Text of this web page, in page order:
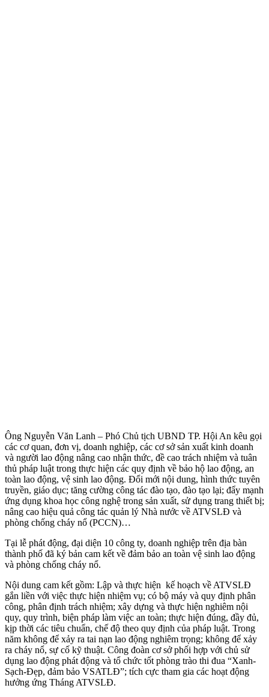
Ông Nguyễn Văn Lanh – Phó Chủ tịch UBND TP. Hội An kêu gọi
các cơ quan, đơn vị, doanh nghiệp, các cơ sở sản xuất kinh doanh
và người lao động nâng cao nhận thức, đề cao trách nhiệm và tuân
thủ pháp luật trong thực hiện các quy định về bảo hộ lao động, an
toàn lao động, vệ sinh lao động. Đổi mới nội dung, hình thức tuyên
truyền, giáo dục; tăng cường công tác đào tạo, đào tạo lại; đẩy mạnh
ứng dụng khoa học công nghệ trong sản xuất, sử dụng trang thiết bị;
nâng cao hiệu quả công tác quản lý Nhà nước về ATVSLĐ và
phòng chống cháy nổ (PCCN)…
Tại lễ phát động, đại diện 10 công ty, doanh nghiệp trên địa bàn
thành phố đã ký bản cam kết về đảm bảo an toàn vệ sinh lao động
và phòng chống cháy nổ.
Nội dung cam kết gồm: Lập và thực hiện kế hoạch về ATVSLĐ
gắn liền với việc thực hiện nhiệm vụ; có bộ máy và quy định phân
công, phân định trách nhiệm; xây dựng và thực hiện nghiêm nội
quy, quy trình, biện pháp làm việc an toàn; thực hiện đúng, đầy đủ,
kịp thời các tiêu chuẩn, chế độ theo quy định của pháp luật. Trong
năm không để xảy ra tai nạn lao động nghiêm trọng; không để xảy
ra cháy nổ, sự cố kỹ thuật. Công đoàn cơ sở phối hợp với chủ sử
dụng lao động phát động và tổ chức tốt phòng trào thi đua “Xanh-
Sạch-Đẹp, đảm bảo VSATLĐ”; tích cực tham gia các hoạt động
hưởng ứng Tháng ATVSLĐ.